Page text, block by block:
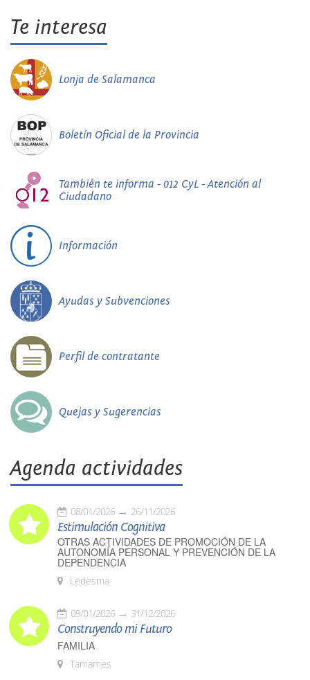
Te interesa
Lonja de Salamanca
Boletín Oficial de la Provincia
También te informa - 012 CyL - Atención al
Ciudadano
Información
Ayudas y Subvenciones
Perfil de contratante
Quejas y Sugerencias
Agenda actividades
08/01/2026 26/11/2026
Estimulación Cognitiva
OTRAS ACTIVIDADES DE PROMOCIÓN DE LA
AUTONOMÍA PERSONAL Y PREVENCIÓN DE LA
DEPENDENCIA
Ledesma
09/01/2026 31/12/2026
Construyendo mi Futuro
FAMILIA
Tamames